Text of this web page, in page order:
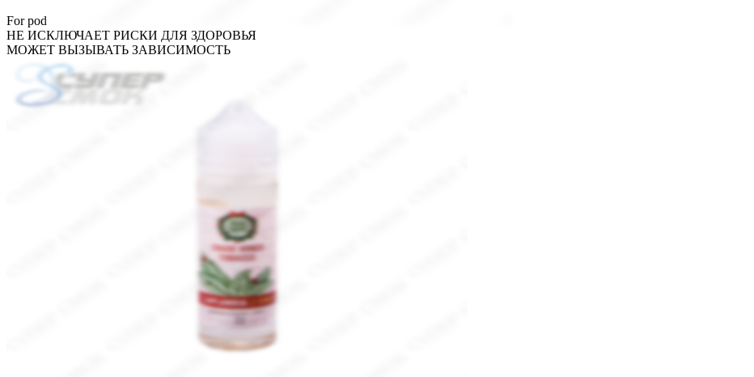
For pod
НЕ ИСКЛЮЧАЕТ РИСКИ ДЛЯ ЗДОРОВЬЯ
МОЖЕТ ВЫЗЫВАТЬ ЗАВИСИМОСТЬ